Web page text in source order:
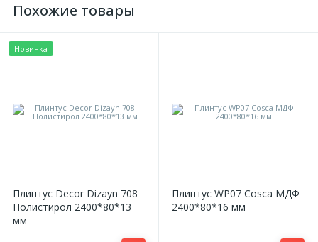
Похожие товары
Новинка
Плинтус Decor Dizayn 708
Полистирол 2400*80*13
мм
Плинтус WP07 Cosca МДФ
2400*80*16 мм